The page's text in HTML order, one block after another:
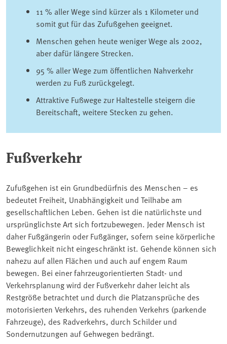
11 % aller Wege sind kürzer als 1 Kilometer und
somit gut für das Zufußgehen geeignet.
Menschen gehen heute weniger Wege als 2002,
aber dafür längere Strecken.
95 % aller Wege zum öffentlichen Nahverkehr
werden zu Fuß zurückgelegt.
Attraktive Fußwege zur Haltestelle steigern die
Bereitschaft, weitere Stecken zu gehen.
Fußverkehr
Zufußgehen ist ein Grundbedürfnis des Menschen – es
bedeutet Freiheit, Unabhängigkeit und Teilhabe am
gesellschaftlichen Leben. Gehen ist die natürlichste und
ursprünglichste Art sich fortzubewegen. Jeder Mensch ist
daher Fußgängerin oder Fußgänger, sofern seine körperliche
Beweglichkeit nicht eingeschränkt ist. Gehende können sich
nahezu auf allen Flächen und auch auf engem Raum
bewegen. Bei einer fahrzeugorientierten Stadt- und
Verkehrsplanung wird der Fußverkehr daher leicht als
Restgröße betrachtet und durch die Platzansprüche des
motorisierten Verkehrs, des ruhenden Verkehrs (parkende
Fahrzeuge), des Radverkehrs, durch Schilder und
Sondernutzungen auf Gehwegen bedrängt.